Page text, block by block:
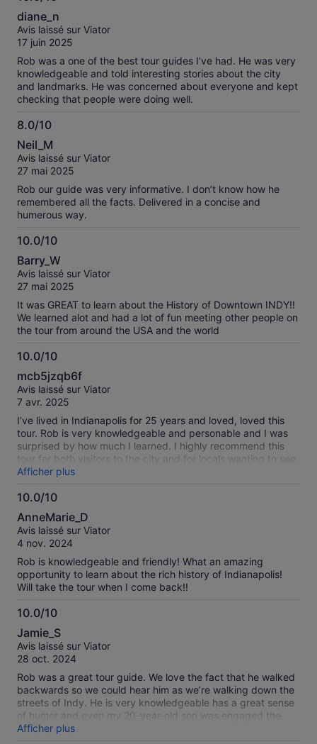
10.0
sur
10
diane_n
Avis laissé sur Viator
17 juin 2025
Rob was a one of the best tour guides I've had. He was very
knowledgeable and told interesting stories about the city
and landmarks. He was concerned about everyone and kept
checking that people were doing well.
8.0/10
8.0
sur
10
Neil_M
Avis laissé sur Viator
27 mai 2025
Rob our guide was very informative. I don’t know how he
remembered all the facts. Delivered in a concise and
humerous way.
10.0/10
10.0
sur
10
Barry_W
Avis laissé sur Viator
27 mai 2025
It was GREAT to learn about the History of Downtown INDY!!
We learned alot and had a lot of fun meeting other people on
the tour from around the USA and the world
10.0/10
10.0
sur
10
mcb5jzqb6f
Avis laissé sur Viator
7 avr. 2025
I’ve lived in Indianapolis for 25 years and loved, loved this
tour. Rob is very knowledgeable and personable and I was
surprised by how much I learned. I highly recommend this
tour for both visitors to the city and for locals wanting to see
their city with new eyes.
Afficher plus
10.0/10
10.0
sur
10
AnneMarie_D
Avis laissé sur Viator
4 nov. 2024
Rob is knowledgeable and friendly! What an amazing
opportunity to learn about the rich history of Indianapolis!
Will take the tour when I come back!!
10.0/10
10.0
sur
10
Jamie_S
Avis laissé sur Viator
28 oct. 2024
Rob was a great tour guide. We love the fact that he walked
backwards so we could hear him as we’re walking down the
streets of Indy. He is very knowledgeable has a great sense
of humor and even my 20-year-old son was engaged the
whole time. We would definitely recommend Rob and his tour
to, anyone visiting Indy. This is something great for a family
Afficher plus